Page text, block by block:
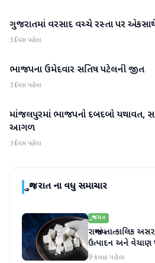
ગુજરાત
ગુજરાતમાં વરસાદ વચ્ચે રસ્તા પર
3 દિવસ પહેલા
ગુજરાત
ભાજપના ઉમેદવાર સતિષ પટેલની જીત
3 દિવસ પહેલા
ગુજરાત
માંજલપુરમાં ભાજપનો દબદબો યથાવત,
આગળ
3 દિવસ પહેલા
ગુજરાતના વધુ સમાચાર
ગુજરાત
રાજ્યમાં તાત્કાલિક
ઉત્પાદન અને વેચાણ
9 કલાક પહેલા